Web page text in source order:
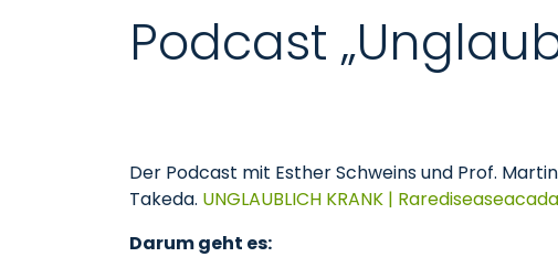
Podcast
Der Podcast mit Esther Schweins und Prof.
Takeda. UNGLAUBLICH KRANK |
Darum geht es: